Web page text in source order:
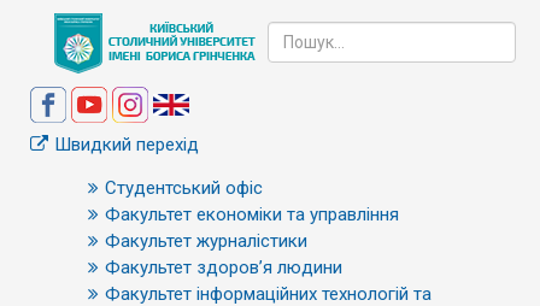
Швидкий перехід
Студентський офіс
Факультет економіки та управління
Факультет журналістики
Факультет здоров’я людини
Факультет інформаційних технологій та